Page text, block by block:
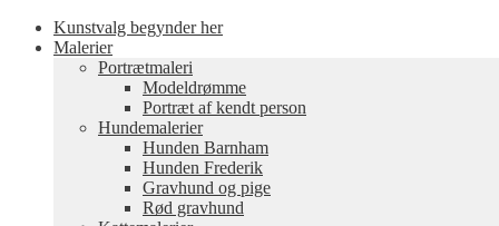
Kunstvalg begynder her
Malerier
Portrætmaleri
Modeldrømme
Portræt af kendt person
Hundemalerier
Hunden Barnham
Hunden Frederik
Gravhund og pige
Rød gravhund